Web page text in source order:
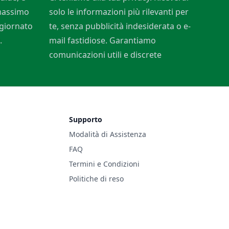
solo le informazioni più rilevanti per
te, senza pubblicità indesiderata o e-
mail fastidiose. Garantiamo
comunicazioni utili e discrete
Supporto
Modalità di Assistenza
FAQ
Termini e Condizioni
Politiche di reso